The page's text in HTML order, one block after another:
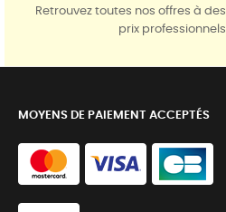
Retrouvez toutes nos offres à des
prix professionnels
MOYENS DE PAIEMENT ACCEPTÉS